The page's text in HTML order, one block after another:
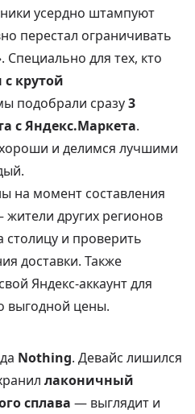
усердно штампуют
перестал ограничивать
для тех, кто
крутой
подобрали сразу3
с Яндекс.Маркета.
и делимся лучшими
на момент составления
других регионов
столицу и проверить
доставки. Также
Яндекс-аккаунт для
выгодной цены.
Nothing. Девайс лишился
лаконичный
сплава — выглядит и